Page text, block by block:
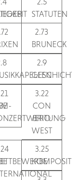
STATUTEN
2.73
BRUNECK
2.9
3.22
CON
BRIO
WEST
3.25